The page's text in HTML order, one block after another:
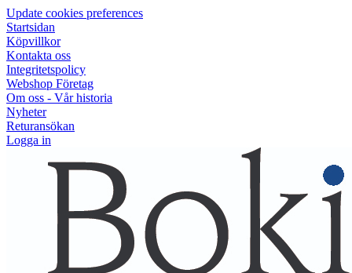
Update cookies preferences
Startsidan
Köpvillkor
Kontakta oss
Integritetspolicy
Webshop Företag
Om oss - Vår historia
Nyheter
Returansökan
Logga in